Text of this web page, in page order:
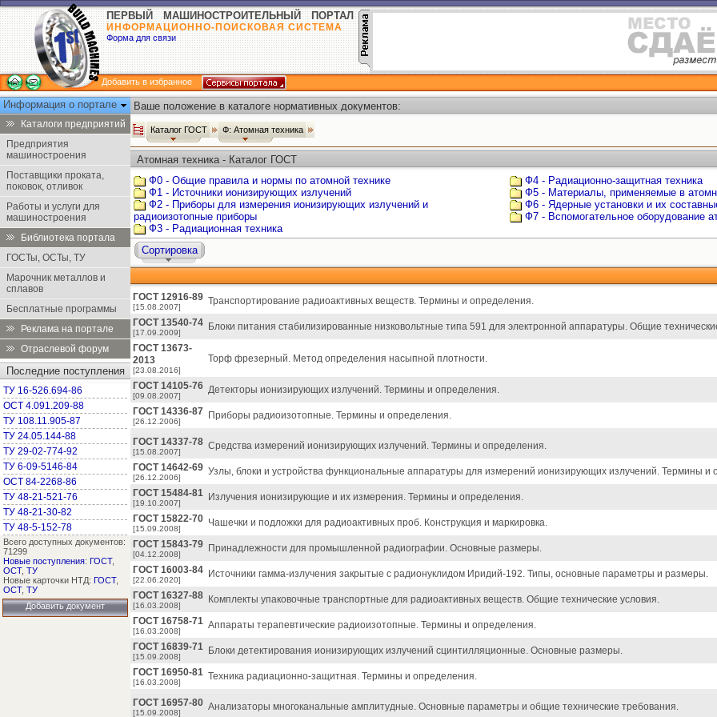
ПЕРВЫЙ МАШИНОСТРОИТЕЛЬНЫЙ ПОРТАЛ
ИНФОРМАЦИОННО-ПОИСКОВАЯ СИСТЕМА
Форма для связи
Добавить в избранное
Информация о портале
Каталоги предприятий
Предприятия
машиностроения
Поставщики проката,
поковок, отливок
Работы и услуги для
машиностроения
Библиотека портала
ГОСТы, ОСТы, ТУ
Марочник металлов и
сплавов
Бесплатные программы
Реклама на портале
Отраслевой форум
Последние поступления
ТУ 16-526.694-86
ОСТ 4.091.209-88
ТУ 108.11.905-87
ТУ 24.05.144-88
ТУ 29-02-774-92
ТУ 6-09-5146-84
ОСТ 84-2268-86
ТУ 48-21-521-76
ТУ 48-21-30-82
ТУ 48-5-152-78
Всего доступных документов:
71299
Новые поступления: ГОСТ,
ОСТ, ТУ
Новые карточки НТД: ГОСТ,
ОСТ, ТУ
Добавить документ
Ваше положение в каталоге нормативных документов:
Каталог ГОСТ Ф: Атомная техника
Атомная техника - Каталог ГОСТ
Ф0 - Общие правила и нормы по атомной технике
Ф1 - Источники ионизирующих излучений
Ф2 - Приборы для измерения ионизирующих излучений и
радиоизотопные приборы
Ф3 - Радиационная техника
Ф4 - Радиационно-защитная техника
Ф5 - Материалы, применяемые в
Ф6 - Ядерные установки и их
Ф7 - Вспомогательное оборудование
Сортировка
ГОСТ 12916-89
[15.08.2007]
Транспортирование радиоактивных веществ. Термины и определения.
ГОСТ 13540-74
[17.09.2009]
Блоки питания стабилизированные низковольтные типа 591 для электронной аппаратуры. Общие
ГОСТ 13673-
2013
[23.08.2016]
Торф фрезерный. Метод определения насыпной плотности.
ГОСТ 14105-76
[09.08.2007]
Детекторы ионизирующих излучений. Термины и определения.
ГОСТ 14336-87
[26.12.2006]
Приборы радиоизотопные. Термины и определения.
ГОСТ 14337-78
[15.08.2007]
Средства измерений ионизирующих излучений. Термины и определения.
ГОСТ 14642-69
[26.12.2006]
Узлы, блоки и устройства функциональные аппаратуры для измерений ионизирующих излучений. Термины и
ГОСТ 15484-81
[19.10.2007]
Излучения ионизирующие и их измерения. Термины и определения.
ГОСТ 15822-70
[15.09.2008]
Чашечки и подложки для радиоактивных проб. Конструкция и маркировка.
ГОСТ 15843-79
[04.12.2008]
Принадлежности для промышленной радиографии. Основные размеры.
ГОСТ 16003-84
[22.06.2020]
Источники гамма-излучения закрытые с радионуклидом Иридий-192. Типы, основные параметры и размеры.
ГОСТ 16327-88
[16.03.2008]
Комплекты упаковочные транспортные для радиоактивных веществ. Общие технические условия.
ГОСТ 16758-71
[16.03.2008]
Аппараты терапевтические радиоизотопные. Термины и определения.
ГОСТ 16839-71
[15.09.2008]
Блоки детектирования ионизирующих излучений сцинтилляционные. Основные размеры.
ГОСТ 16950-81
[16.03.2008]
Техника радиационно-защитная. Термины и определения.
ГОСТ 16957-80
[15.09.2008]
Анализаторы многоканальные амплитудные. Основные параметры и общие технические требования.